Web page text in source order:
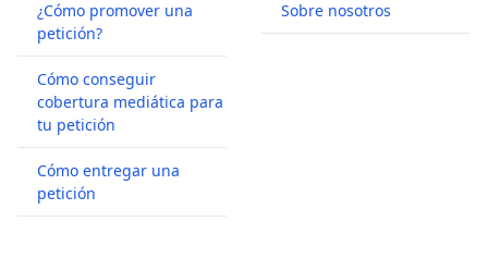
¿Cómo promover una
petición?
Cómo conseguir
cobertura mediática para
tu petición
Cómo entregar una
petición
Sobre nosotros